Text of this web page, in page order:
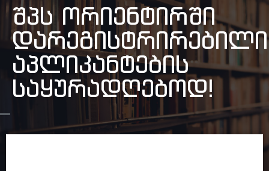
შპს ორიენტირში
დარეგისტრირებილი
აპლიკანტების
საყურადღებოდ!